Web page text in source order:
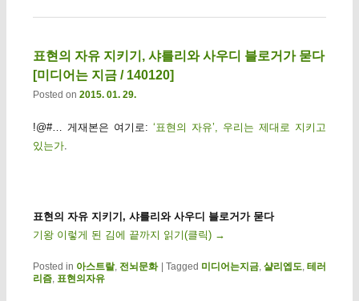
표현의 자유 지키기, 샤를리와 사우디 블로거가 묻다
[미디어는 지금 / 140120]
Posted on 2015. 01. 29.
!@#… 게재본은 여기로: ‘표현의 자유’, 우리는 제대로 지키고
있는가.
표현의 자유 지키기, 샤를리와 사우디 블로거가 묻다
기왕 이렇게 된 김에 끝까지 읽기(클릭) →
Posted in 아스트랄, 전뇌문화 Tagged 미디어는지금,샬리엡도,테러
리즘, 표현의자유